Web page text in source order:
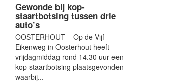
Gewonde bij kop-
staartbotsing tussen drie
auto’s
OOSTERHOUT – Op de Vijf
Eikenweg in Oosterhout heeft
vrijdagmiddag rond 14.30 uur een
kop-staartbotsing plaatsgevonden
waarbij...